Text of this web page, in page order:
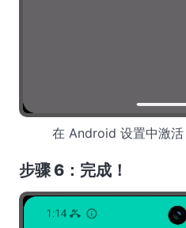
在 Android 设置中激
步骤 6：完成！